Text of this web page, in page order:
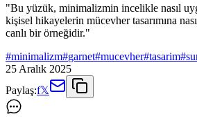
"Bu yüzük, minimalizmin incelikle nasıl
kişisel hikayelerin mücevher tasarımına
canlı bir örneğidir."
#minimalizm#garnet#mucevher#tasarim#
25 Aralık 2025
Paylaş:f𝕏